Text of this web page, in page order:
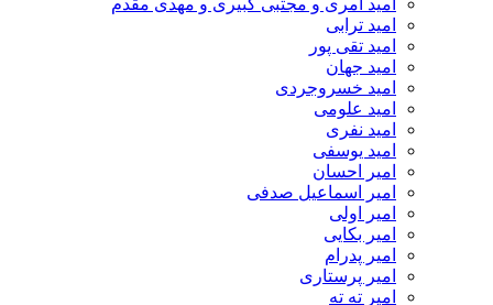
امید آمری و مجتبی کبیری و مهدى مقدم
امید ترابی
امید تقی پور
امید جهان
امید خسروجردی
امید علومی
امید نفری
امید یوسفی
امیر احسان
امیر اسماعیل صدفی
امیر اولی
امیر بکایی
امیر پدرام
امیر پرستاری
امیر ته ته